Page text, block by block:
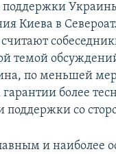
поддержки
Киева в
темой
по меньшей
более
поддержки со
и наиболее